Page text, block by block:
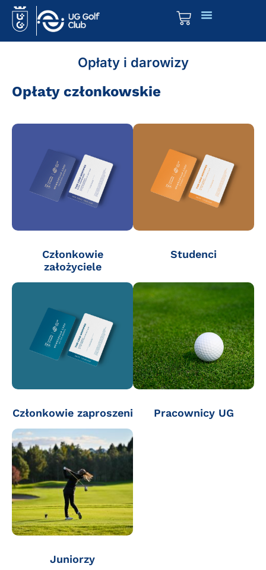
Opłaty i darowizy
Opłaty członkowskie
Członkowie
założyciele
Studenci
Członkowie zaproszeni Pracownicy UG
Juniorzy